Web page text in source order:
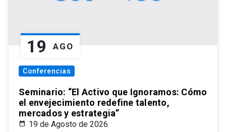
19 AGO
Conferencias
Seminario: “El Activo que Ignoramos: Cómo
el envejecimiento redefine talento,
mercados y estrategia”
19 de Agosto de 2026